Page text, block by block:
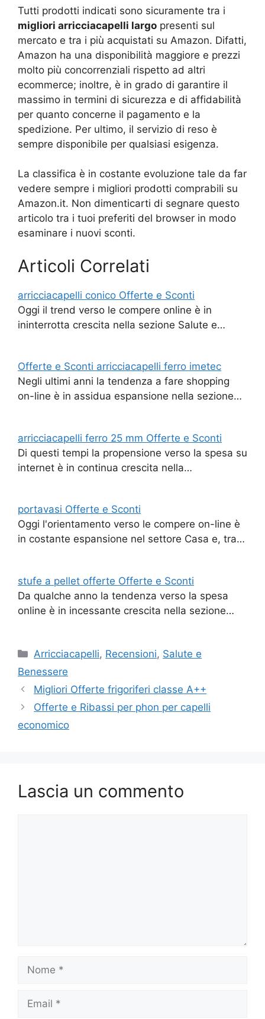
Tutti prodotti indicati sono sicuramente tra i
migliori arricciacapelli largo presenti sul
mercato e tra i più acquistati su Amazon. Difatti,
Amazon ha una disponibilità maggiore e prezzi
molto più concorrenziali rispetto ad altri
ecommerce; inoltre, è in grado di garantire il
massimo in termini di sicurezza e di affidabilità
per quanto concerne il pagamento e la
spedizione. Per ultimo, il servizio di reso è
sempre disponibile per qualsiasi esigenza.
La classifica è in costante evoluzione tale da far
vedere sempre i migliori prodotti comprabili su
Amazon.it. Non dimenticarti di segnare questo
articolo tra i tuoi preferiti del browser in modo
esaminare i nuovi sconti.
Articoli Correlati
arricciacapelli conico Offerte e Sconti
Oggi il trend verso le compere online è in
ininterrotta crescita nella sezione Salute e…
Offerte e Sconti arricciacapelli ferro imetec
Negli ultimi anni la tendenza a fare shopping
on-line è in assidua espansione nella sezione…
arricciacapelli ferro 25 mm Offerte e Sconti
Di questi tempi la propensione verso la spesa su
internet è in continua crescita nella…
portavasi Offerte e Sconti
Oggi l'orientamento verso le compere on-line è
in costante espansione nel settore Casa e, tra…
stufe a pellet offerte Offerte e Sconti
Da qualche anno la tendenza verso la spesa
online è in incessante crescita nella sezione…
Categorie
Arricciacapelli, Recensioni, Salute e
Benessere
Migliori Offerte frigoriferi classe A++
Offerte e Ribassi per phon per capelli
economico
Lascia un commento
Nome
Email